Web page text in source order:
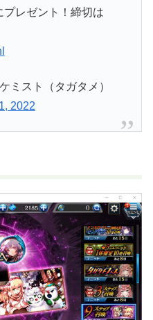
レゼント！締切は
ミスト（タガタメ）
2022